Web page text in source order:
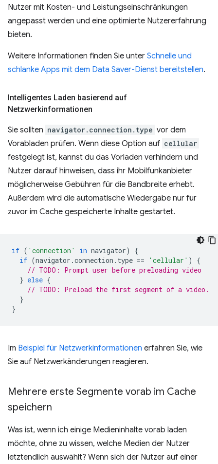
Nutzer mit Kosten- und Leistungseinschränkungen
angepasst werden und eine optimierte Nutzererfahrung
bieten.
Weitere Informationen finden Sie unter Schnelle und
schlanke Apps mit dem Data Saver-Dienst bereitstellen.
Intelligentes Laden basierend auf
Netzwerkinformationen
Sie sollten navigator.connection.type vor dem
Vorabladen prüfen. Wenn diese Option auf cellular
festgelegt ist, kannst du das Vorladen verhindern und
Nutzer darauf hinweisen, dass ihr Mobilfunkanbieter
möglicherweise Gebühren für die Bandbreite erhebt.
Außerdem wird die automatische Wiedergabe nur für
zuvor im Cache gespeicherte Inhalte gestartet.
if ( 'connection' in navigator)
{
if (navigator .connection . type == 'cellular' )
{
// TODO: Prompt user before preloading video
} else {
// TODO: Preload the first segment of a video.
}
}
Im Beispiel für Netzwerkinformationen erfahren Sie, wie
Sie auf Netzwerkänderungen reagieren.
Mehrere erste Segmente vorab im Cache
speichern
Was ist, wenn ich einige Medieninhalte vorab laden
möchte, ohne zu wissen, welche Medien der Nutzer
letztendlich auswählt? Wenn sich der Nutzer auf einer